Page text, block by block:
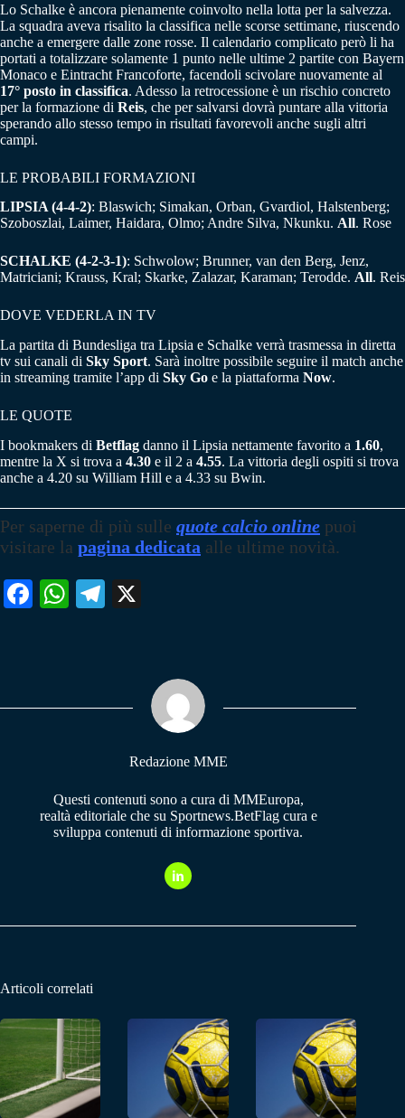
Lo Schalke è ancora pienamente coinvolto nella lotta per la salvezza.
La squadra aveva risalito la classifica nelle scorse settimane, riuscendo
anche a emergere dalle zone rosse. Il calendario complicato però li ha
portati a totalizzare solamente 1 punto nelle ultime 2 partite con Bayern
Monaco e Eintracht Francoforte, facendoli scivolare nuovamente al
17° posto in classifica. Adesso la retrocessione è un rischio concreto
per la formazione di Reis, che per salvarsi dovrà puntare alla vittoria
sperando allo stesso tempo in risultati favorevoli anche sugli altri
campi.
LE PROBABILI FORMAZIONI
LIPSIA (4-4-2): Blaswich; Simakan, Orban, Gvardiol, Halstenberg;
Szoboszlai, Laimer, Haidara, Olmo; Andre Silva, Nkunku. All. Rose
SCHALKE (4-2-3-1): Schwolow; Brunner, van den Berg, Jenz,
Matriciani; Krauss, Kral; Skarke, Zalazar, Karaman; Terodde. All. Reis
DOVE VEDERLA IN TV
La partita di Bundesliga tra Lipsia e Schalke verrà trasmessa in diretta
tv sui canali di Sky Sport. Sarà inoltre possibile seguire il match anche
in streaming tramite l’app di Sky Go e la piattaforma Now.
LE QUOTE
I bookmakers di Betflag danno il Lipsia nettamente favorito a 1.60,
mentre la X si trova a 4.30 e il 2 a 4.55. La vittoria degli ospiti si trova
anche a 4.20 su William Hill e a 4.33 su Bwin.
Per saperne di più sulle quote calcio online puoi
visitare la pagina dedicata alle ultime novità.
Fa W
pp
Te
m
Redazione MME
Questi contenuti sono a cura di MMEuropa,
realtà editoriale che su Sportnews.BetFlag cura e
sviluppa contenuti di informazione sportiva.
Articoli correlati